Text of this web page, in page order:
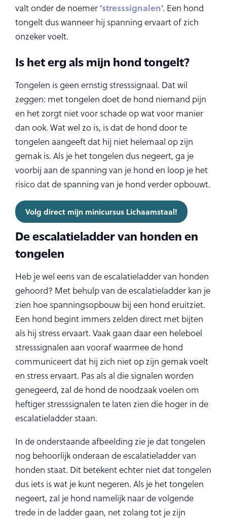
valt onder de noemer ‘stresssignalen‘. Een hond
tongelt dus wanneer hij spanning ervaart of zich
onzeker voelt.
Is het erg als mijn hond tongelt?
Tongelen is geen ernstig stresssignaal. Dat wil
zeggen: met tongelen doet de hond niemand pijn
en het zorgt niet voor schade op wat voor manier
dan ook. Wat wel zo is, is dat de hond door te
tongelen aangeeft dat hij niet helemaal op zijn
gemak is. Als je het tongelen dus negeert, ga je
voorbij aan de spanning van je hond en loop je het
risico dat de spanning van je hond verder opbouwt.
Volg direct mijn minicursus Lichaamstaal!
De escalatieladder van honden en
tongelen
Heb je wel eens van de escalatieladder van honden
gehoord? Met behulp van de escalatieladder kan je
zien hoe spanningsopbouw bij een hond eruitziet.
Een hond begint immers zelden direct met bijten
als hij stress ervaart. Vaak gaan daar een heleboel
stresssignalen aan vooraf waarmee de hond
communiceert dat hij zich niet op zijn gemak voelt
en stress ervaart. Pas als al die signalen worden
genegeerd, zal de hond de noodzaak voelen om
heftiger stresssignalen te laten zien die hoger in de
escalatieladder staan.
In de onderstaande afbeelding zie je dat tongelen
nog behoorlijk onderaan de escalatieladder van
honden staat. Dit betekent echter niet dat tongelen
dus iets is wat je kunt negeren. Als je het tongelen
negeert, zal je hond namelijk naar de volgende
trede in de ladder gaan, net zolang tot je zijn